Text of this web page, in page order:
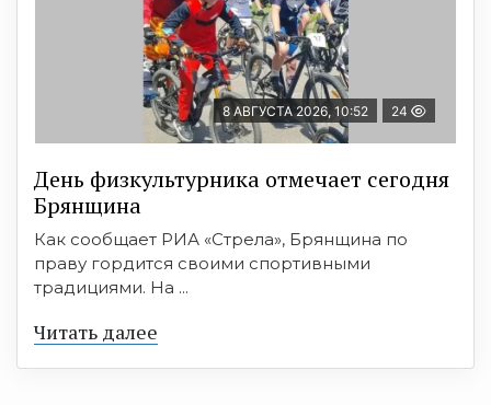
8 АВГУСТА 2026, 10:52 24
День физкультурника отмечает сегодня
Брянщина
Как сообщает РИА «Стрела», Брянщина по
праву гордится своими спортивными
традициями. На ...
Читать далее